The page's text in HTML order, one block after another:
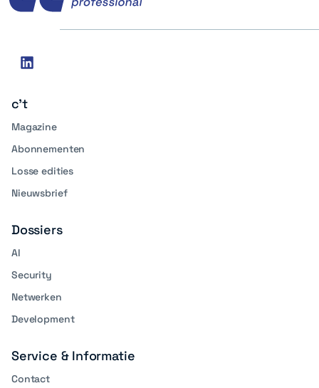
Social
linkedin
c't
Magazine
Abonnementen
Losse edities
Nieuwsbrief
Dossiers
AI
Security
Netwerken
Development
Service & Informatie
Contact